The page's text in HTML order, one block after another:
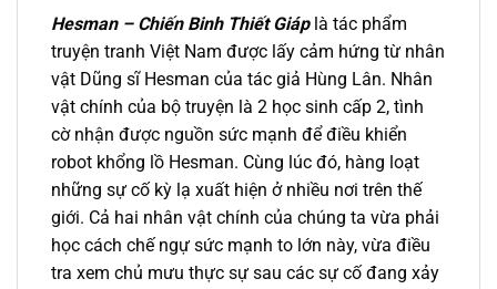
Hesman – Chiến Binh Thiết Giáplà tác phẩm
truyện tranh Việt Nam được lấy cảm hứng từ nhân
vật Dũng sĩ Hesman của tác giả Hùng Lân. Nhân
vật chính của bộ truyện là 2 học sinh cấp 2, tình
cờ nhận được nguồn sức mạnh để điều khiển
robot khổng lồ Hesman. Cùng lúc đó, hàng loạt
những sự cố kỳ lạ xuất hiện ở nhiều nơi trên thế
giới. Cả hai nhân vật chính của chúng ta vừa phải
học cách chế ngự sức mạnh to lớn này, vừa điều
tra xem chủ mưu thực sự sau các sự cố đang xảy